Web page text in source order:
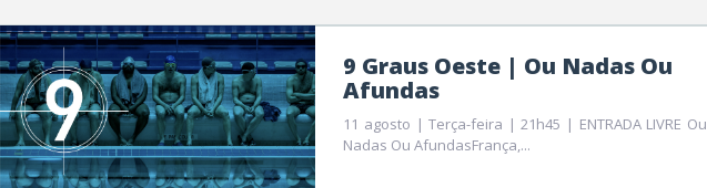
9 Graus Oeste | Ou Nadas Ou
Afundas
11 agosto | Terça-feira | 21h45 | ENTRADA LIVRE Ou
Nadas Ou AfundasFrança,...